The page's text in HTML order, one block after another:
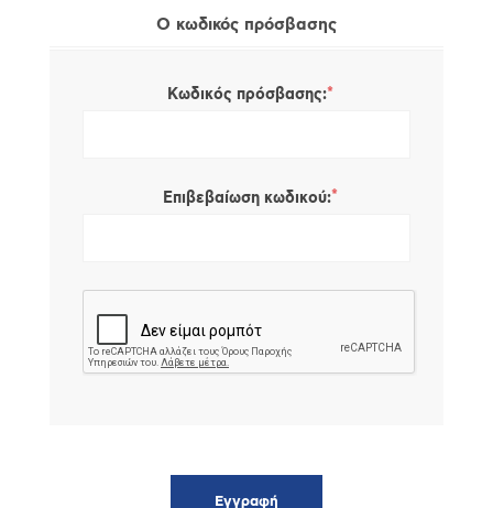
Ο κωδικός πρόσβασης
Κωδικός πρόσβασης:*
Επιβεβαίωση κωδικού:*